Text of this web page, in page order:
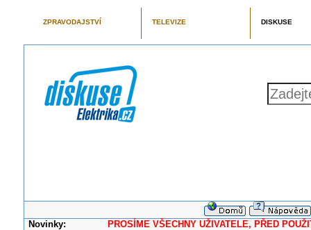
ZPRAVODAJSTVÍ TELEVIZE DISKUSE
Novinky: PROSÍME VŠECHNY UŽIVATELE, PŘED